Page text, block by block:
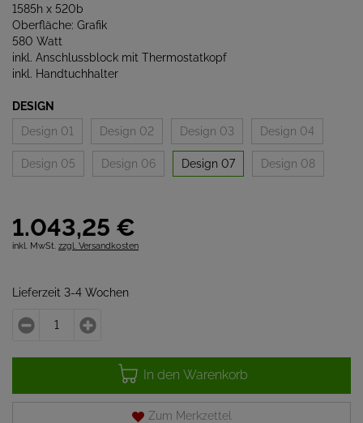
1585h x 520b
Oberfläche: Grafik
580 Watt
inkl. Anschlussblock mit Thermostatkopf
inkl. Handtuchhalter
DESIGN
Design 01
Design 02 Design 03 Design 04
Design 05 Design 06 Design 07 Design 08
1.043,25 €
inkl. MwSt. zzgl. Versandkosten
Lieferzeit 3-4 Wochen
In den Warenkorb
Zum Merkzettel